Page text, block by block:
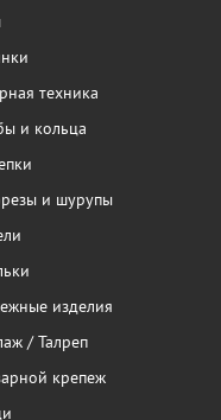
техника
и кольца
и шурупы
изделия
/ Талреп
крепеж